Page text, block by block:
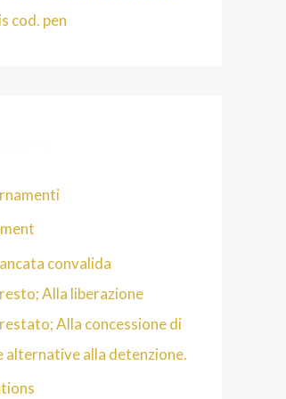
cod. pen
convalida
Alla liberazione
Alla concessione di
alternative alla detenzione.